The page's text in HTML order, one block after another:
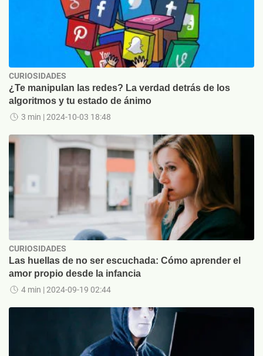
CURIOSIDADES
¿Te manipulan las redes? La verdad detrás de los
algoritmos y tu estado de ánimo
3 min | 2024-10-03 18:48
CURIOSIDADES
Las huellas de no ser escuchada: Cómo aprender el
amor propio desde la infancia
4 min | 2024-09-19 02:44